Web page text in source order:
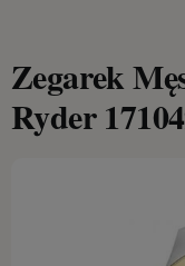
Zegarek
Ryder